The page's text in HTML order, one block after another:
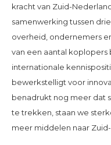
kracht van Zuid-
samenwerking tussen
overheid, ondernemers
van een aantal koplopers
internationale
bewerkstelligt voor
benadrukt nog meer dat
te trekken, staan we
meer middelen naar